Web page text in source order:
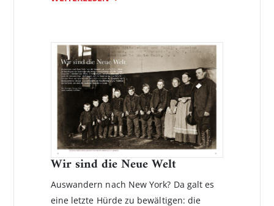
Wir sind die Neue Welt
Auswandern nach New York? Da galt es
eine letzte Hürde zu bewältigen: die